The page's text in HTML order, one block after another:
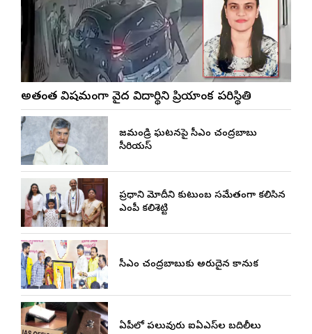
అత్యంత విషమంగా వైద్య విద్యార్థిని ప్రియాంక పరిస్థితి
రాజమండ్రి ఘటనపై సీఎం చంద్రబాబు
సీరియస్
ప్రధాని మోదీని కుటుంబ సమేతంగా కలిసిన
ఎంపీ కలిశెట్టి
సీఎం చంద్రబాబుకు అరుదైన కానుక
ఏపీలో పలువురు ఐఏఎస్‌ల బదిలీలు